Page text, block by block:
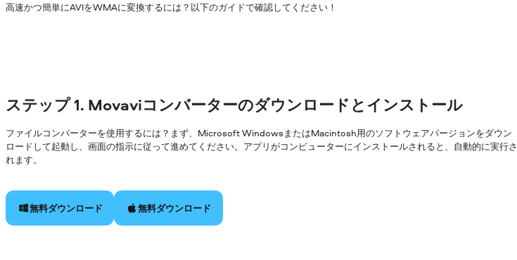
高速かつ簡単にAVIをWMAに変換するには？以下のガイドで確認してください！
ステップ 1. Movaviコンバーターのダウンロードとインストール
ファイルコンバーターを使用するには？まず、Microsoft WindowsまたはMacintosh用のソフトウェアバージョンをダウン
ロードして起動し、画面の指示に従って進めてください。アプリがコンピューターにインストールされると、自動的に実行さ
れます。
無料ダウンロード 無料ダウンロード